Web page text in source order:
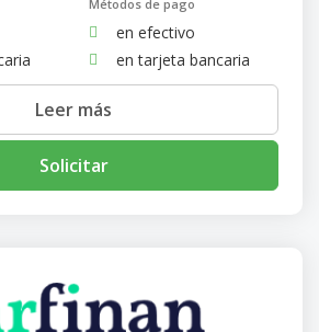
Métodos de pago
en efectivo
en tarjeta bancaria
Leer más
Solicitar